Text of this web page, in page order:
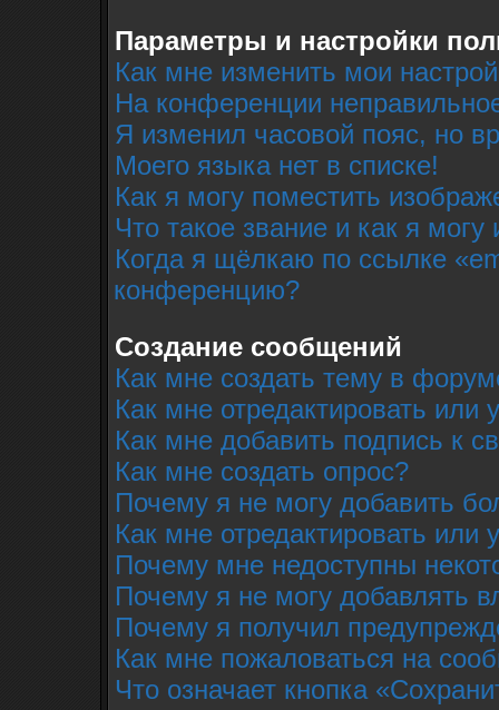
Параметры и настройки
Как мне изменить мои
На конференции
Я изменил часовой пояс, но
Моего языка нет в списке!
Как я могу поместить
Что такое звание и как я могу
Когда я щёлкаю по ссылке
конференцию?
Создание сообщений
Как мне создать тему в
Как мне отредактировать или
Как мне добавить подпись к
Как мне создать опрос?
Почему я не могу добавить
Как мне отредактировать или
Почему мне недоступны
Почему я не могу добавлять
Почему я получил
Как мне пожаловаться на
Что означает кнопка